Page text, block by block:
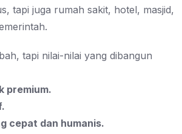
tapi juga rumah sakit, hotel, masjid,
tapi nilai-nilai yang dibangun
premium.
cepat dan humanis.